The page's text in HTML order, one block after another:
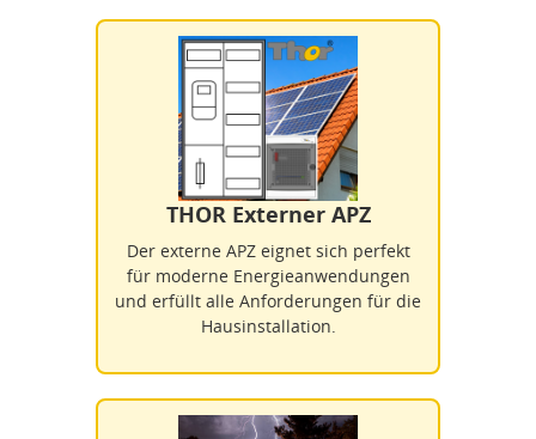
THOR Externer APZ
Der externe APZ eignet sich perfekt
für moderne Energieanwendungen
und erfüllt alle Anforderungen für die
Hausinstallation.